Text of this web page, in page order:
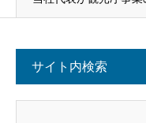
サイト内検索